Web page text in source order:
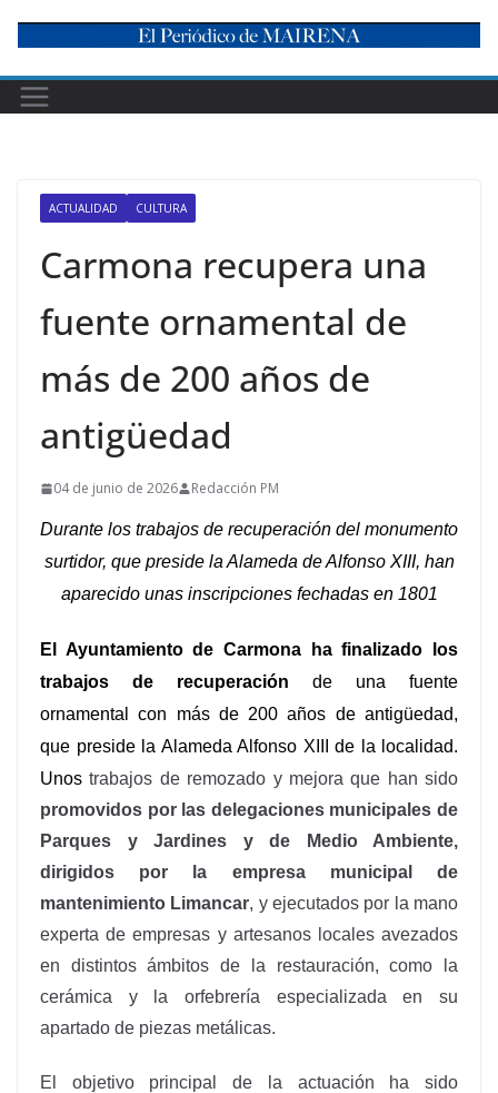
content
ACTUALIDAD CULTURA
Carmona recupera una
fuente ornamental de
más de 200 años de
antigüedad
04 de junio de 2026 Redacción PM
Durante los trabajos de recuperación del monumento
surtidor, que preside la Alameda de Alfonso XIII, han
aparecido unas inscripciones fechadas en 1801
El Ayuntamiento de Carmona ha finalizado los
trabajos de recuperación de una fuente
ornamentalcon más de 200 años de antigüedad,
que preside la Alameda Alfonso XIII de la localidad.
Unostrabajos de remozado y mejora que han sido
promovidos por las delegaciones municipales de
Parques y Jardines y de Medio Ambiente,
dirigidos por la empresa municipal de
mantenimiento Limancar, y ejecutados por la mano
experta de empresas y artesanos locales avezados
en distintos ámbitos de la restauración, como la
cerámica y la orfebrería especializada en su
apartado de piezas metálicas.
El objetivo principal de la actuación ha sido